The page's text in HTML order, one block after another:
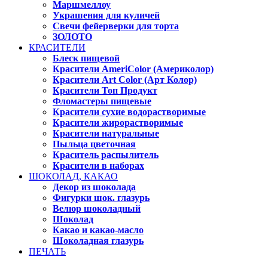
Маршмеллоу
Украшения для куличей
Свечи фейерверки для торта
ЗОЛОТО
КРАСИТЕЛИ
Блеск пищевой
Красители AmeriColor (Америколор)
Красители Art Color (Арт Колор)
Красители Топ Продукт
Фломастеры пищевые
Красители сухие водорастворимые
Красители жирорастворимые
Красители натуральные
Пыльца цветочная
Краситель распылитель
Красители в наборах
ШОКОЛАД, КАКАО
Декор из шоколада
Фигурки шок. глазурь
Велюр шоколадный
Шоколад
Какао и какао-масло
Шоколадная глазурь
ПЕЧАТЬ